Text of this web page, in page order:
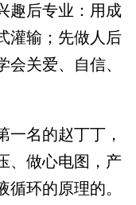
趣后专业：用成
灌输；先做人后
关爱、自信、
名的赵丁丁，
、做心电图，产
环的原理的。